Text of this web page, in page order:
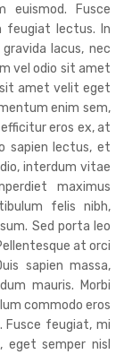
euismod. Fusce
feugiat lectus. In
lacus, nec
vel odio sit amet
amet velit eget
enim sem,
eros ex, at
sapien lectus, et
interdum vitae
maximus
felis nibh,
Sed porta leo
at orci
sapien massa,
mauris. Morbi
commodo eros
Fusce feugiat, mi
eget semper nisl